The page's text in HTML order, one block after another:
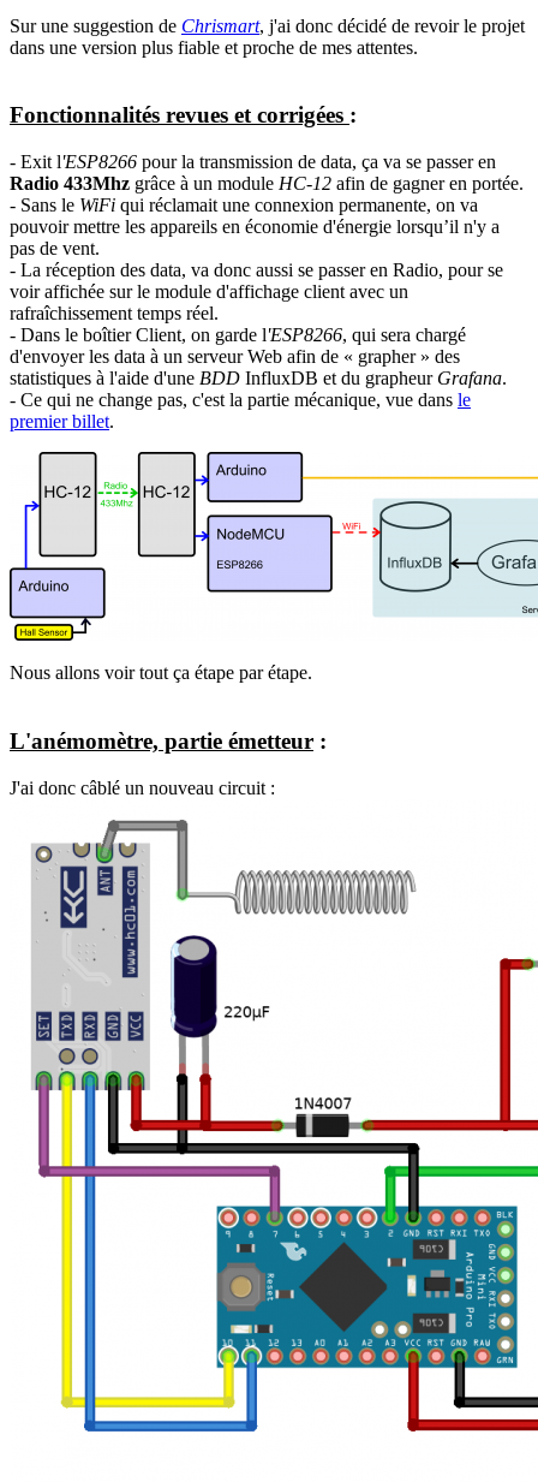
Sur une suggestion de Chrismart, j'ai donc décidé de revoir le projet
dans une version plus fiable et proche de mes attentes.
Fonctionnalités revues et corrigées :
- Exit l'ESP8266 pour la transmission de data, ça va se passer en
Radio 433Mhz grâce à un module HC-12 afin de gagner en portée.
- Sans le WiFi qui réclamait une connexion permanente, on va
pouvoir mettre les appareils en économie d'énergie lorsqu’il n'y a
pas de vent.
- La réception des data, va donc aussi se passer en Radio, pour se
voir affichée sur le module d'affichage client avec un
rafraîchissement temps réel.
- Dans le boîtier Client, on garde l'ESP8266, qui sera chargé
d'envoyer les data à un serveur Web afin de « grapher » des
statistiques à l'aide d'une BDD InfluxDB et du grapheur Grafana.
- Ce qui ne change pas, c'est la partie mécanique, vue dans le
premier billet.
Nous allons voir tout ça étape par étape.
L'anémomètre, partie émetteur :
J'ai donc câblé un nouveau circuit :